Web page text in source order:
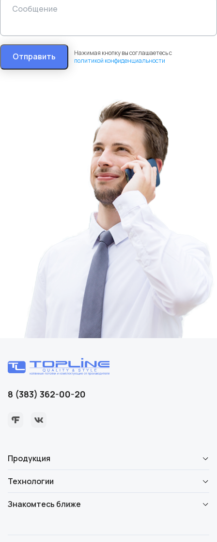
Отправить
Нажимая кнопку вы соглашаетесь с
политикой конфиденциальности
8 (383) 362-00-20
Продукция
Технологии
Знакомтесь ближе